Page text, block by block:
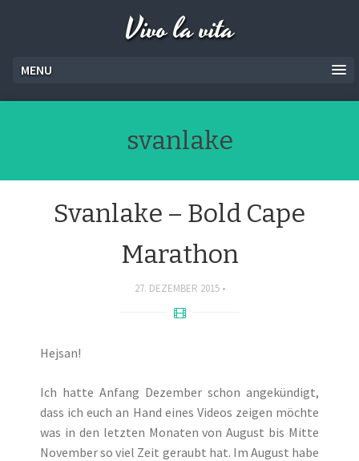
Vivo la vita
MENU
svanlake
Svanlake – Bold Cape
Marathon
27. DEZEMBER 2015
Hejsan!
Ich hatte Anfang Dezember schon angekündigt,
dass ich euch an Hand eines Videos zeigen möchte
was in den letzten Monaten von August bis Mitte
November so viel Zeit geraubt hat. Im August habe